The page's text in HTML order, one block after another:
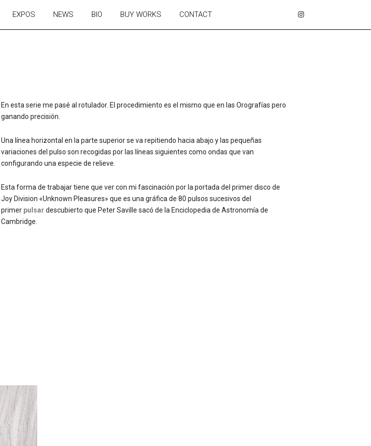
EXPOS NEWS BIO BUY WORKS CONTACT
En esta serie me pasé al rotulador. El procedimiento es el mismo que en las Orografías pero
ganando precisión.
Una línea horizontal en la parte superior se va repitiendo hacia abajo y las pequeñas
variaciones del pulso son recogidas por las líneas siguientes como ondas que van
configurando una especie de relieve.
Esta forma de trabajar tiene que ver con mi fascinación por la portada del primer disco de
Joy Division «Unknown Pleasures» que es una gráfica de 80 pulsos sucesivos del
primer pulsar descubierto que Peter Saville sacó de la Enciclopedia de Astronomía de
Cambridge.